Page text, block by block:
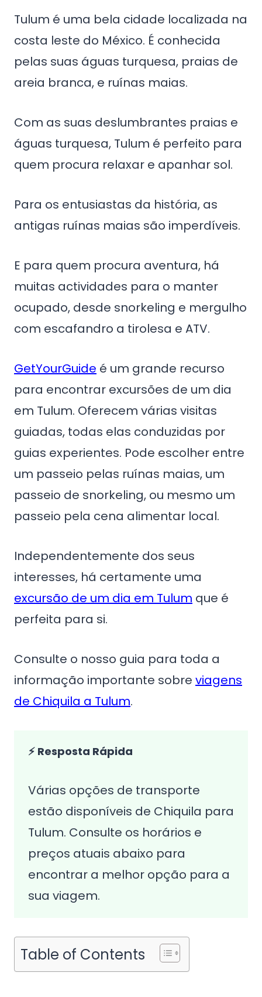
Tulum é uma bela cidade localizada na
costa leste do México. É conhecida
pelas suas águas turquesa, praias de
areia branca, e ruínas maias.
Com as suas deslumbrantes praias e
águas turquesa, Tulum é perfeito para
quem procura relaxar e apanhar sol.
Para os entusiastas da história, as
antigas ruínas maias são imperdíveis.
E para quem procura aventura, há
muitas actividades para o manter
ocupado, desde snorkeling e mergulho
com escafandro a tirolesa e ATV.
GetYourGuide é um grande recurso
para encontrar excursões de um dia
em Tulum. Oferecem várias visitas
guiadas, todas elas conduzidas por
guias experientes. Pode escolher entre
um passeio pelas ruínas maias, um
passeio de snorkeling, ou mesmo um
passeio pela cena alimentar local.
Independentemente dos seus
interesses, há certamente uma
excursão de um dia em Tulum que é
perfeita para si.
Consulte o nosso guia para toda a
informação importante sobre viagens
de Chiquila a Tulum.
⚡ Resposta Rápida
Várias opções de transporte
estão disponíveis de Chiquila para
Tulum. Consulte os horários e
preços atuais abaixo para
encontrar a melhor opção para a
sua viagem.
Table of Contents